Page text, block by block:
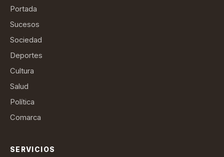
Portada
Sucesos
Sociedad
Deportes
Cultura
Salud
Política
Comarca
SERVICIOS